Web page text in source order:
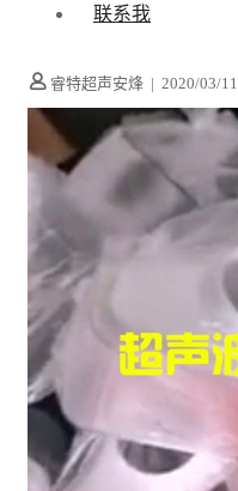
联系我
睿特超声安烽 | 2020/03/11